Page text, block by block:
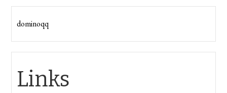
dominoqq
Links